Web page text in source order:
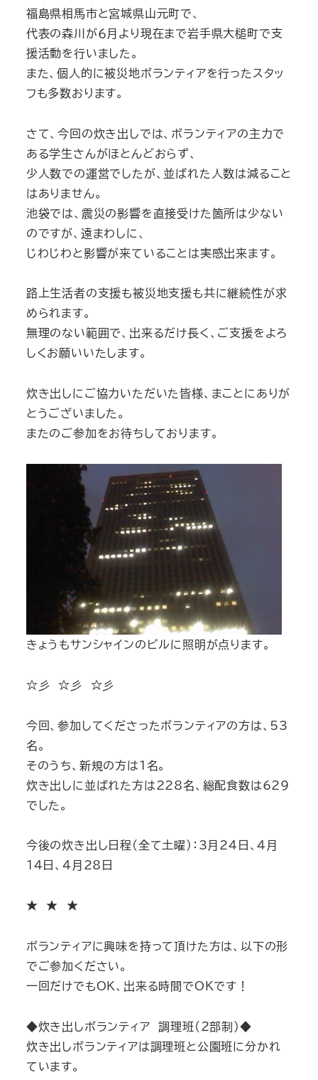
福島県相馬市と宮城県山元町で、
代表の森川が６月より現在まで岩手県大槌町で支
援活動を行いました。
また、個人的に被災地ボランティアを行ったスタッ
フも多数おります。
さて、今回の炊き出しでは、ボランティアの主力で
ある学生さんがほとんどおらず、
少人数での運営でしたが、並ばれた人数は減ること
はありません。
池袋では、震災の影響を直接受けた箇所は少ない
のですが、遠まわしに、
じわじわと影響が来ていることは実感出来ます。
路上生活者の支援も被災地支援も共に継続性が求
められます。
無理のない範囲で、出来るだけ長く、ご支援をよろ
しくお願いいたします。
炊き出しにご協力いただいた皆様、まことにありが
とうございました。
またのご参加をお待ちしております。
きょうもサンシャインのビルに照明が点ります。
☆彡 ☆彡 ☆彡
今回、参加してくださったボランティアの方は、53
名。
そのうち、新規の方は１名。
炊き出しに並ばれた方は228名、総配食数は629
でした。
今後の炊き出し日程(全て土曜)：3月24日、4月
14日、4月28日
★ ★ ★
ボランティアに興味を持って頂けた方は、以下の形
でご参加ください。
一回だけでもOK、出来る時間でOKです！
◆炊き出しボランティア 調理班(２部制)◆
炊き出しボランティアは調理班と公園班に分かれ
ています。